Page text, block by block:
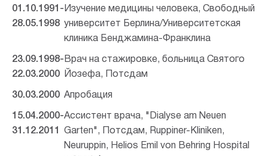
01.10.1991-
28.05.1998
Изучение медицины человека, Свободный
университет Берлина/Университетская
клиника Бенджамина-Франклина
23.09.1998-
22.03.2000
Врач на стажировке, больница Святого
Йозефа, Потсдам
30.03.2000 Апробация
15.04.2000-
31.12.2011
Ассистент врача, "Dialyse am Neuen
Garten", Потсдам, Ruppiner-Kliniken,
Neuruppin, Helios Emil von Behring Hospital